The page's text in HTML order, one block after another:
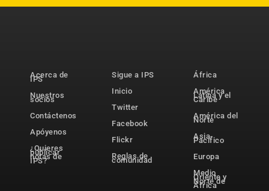
Acerca de
IPS
Nuestros
socios
Contáctenos
Apóyenos
¿Quieres
publicar
notas de
IPS?
Sigue a IPS
Inicio
Twitter
Facebook
Flickr
Reglas de
comunidad
África
América
Latina y el
Caribe
América del
Norte
Asia-
Pacífico
Europa
Medio
Oriente y
Norte de
África